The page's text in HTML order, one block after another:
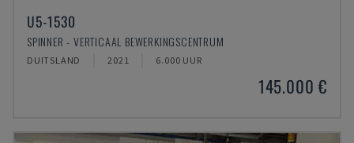
U5-1530
SPINNER - VERTICAAL BEWERKINGSCENTRUM
DUITSLAND 2021 6.000 UUR
145.000 €